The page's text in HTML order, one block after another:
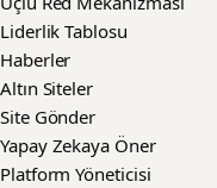
Liderlik Tablosu
Haberler
Altın Siteler
Site Gönder
Yapay Zekaya Öner
Platform Yöneticisi